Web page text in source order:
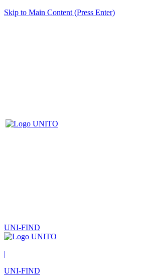
Skip to Main Content (Press Enter)
UNI-FIND
|
UNI-FIND